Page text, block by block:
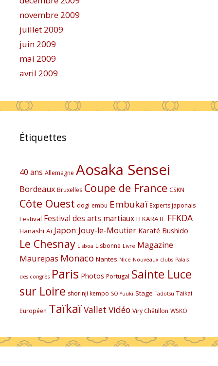
novembre 2009
juillet 2009
juin 2009
mai 2009
avril 2009
Étiquettes
40 ans Allemagne Aosaka Sensei
Bordeaux Bruxelles Coupe de France CSKN
Côte Ouest dogi embu Embukaï Experts japonais
Festival Festival des arts martiaux FFKARATE FFKDA
Hanashi Aï Japon Jouy-le-Moutier Karaté Bushido
Le Chesnay Lisboa Lisbonne Livre Magazine
Maurepas Monaco Nantes Nice Nouveaux clubs Palais
des congrès Paris Photos Portugal Sainte Luce
sur Loire shorinji kempo SO Yuuki Stage Tadotsu Taikai
Européen TaïkaïVallet Vidéo Viry Châtillon WSKO